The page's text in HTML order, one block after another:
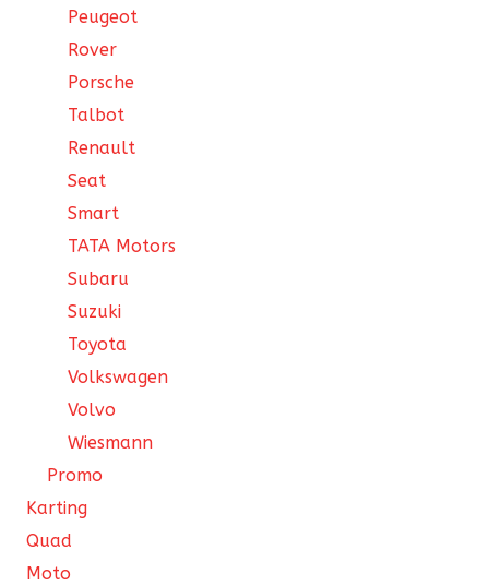
Peugeot
Rover
Porsche
Talbot
Renault
Seat
Smart
TATA Motors
Subaru
Suzuki
Toyota
Volkswagen
Volvo
Wiesmann
Promo
Karting
Quad
Moto